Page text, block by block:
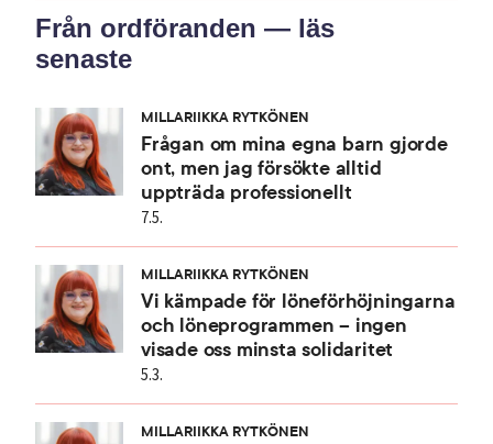
Från ordföranden — läs
senaste
MILLARIIKKA RYTKÖNEN
Frågan om mina egna barn gjorde
ont, men jag försökte alltid
uppträda professionellt
7.5.
MILLARIIKKA RYTKÖNEN
Vi kämpade för löneförhöjningarna
och löneprogrammen – ingen
visade oss minsta solidaritet
5.3.
MILLARIIKKA RYTKÖNEN